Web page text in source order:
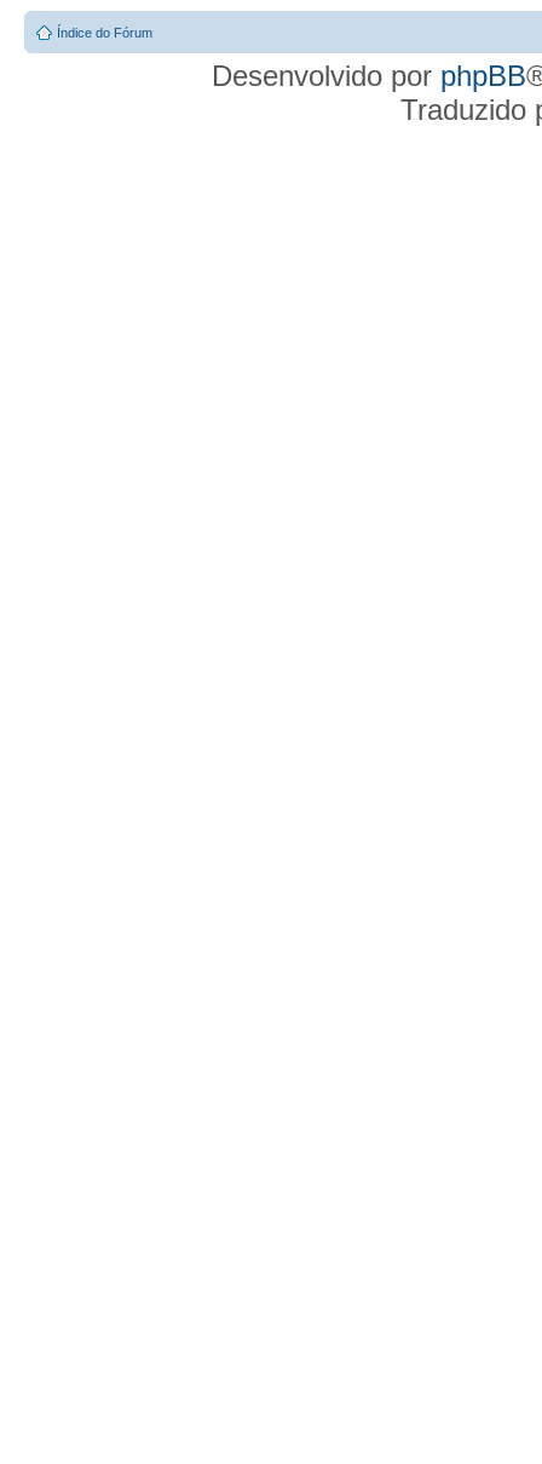
Índice do Fórum
Desenvolvido por phpBB
Traduzido